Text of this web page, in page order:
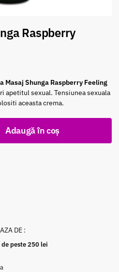
Raspberry
Masaj Shunga Raspberry Feeling
apetitul sexual. Tensiunea sexuala
aceasta crema.
Adaugă în coș
DE :
peste 250 lei